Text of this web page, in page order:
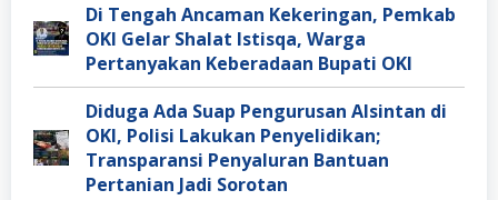
Di Tengah Ancaman Kekeringan, Pemkab
OKI Gelar Shalat Istisqa, Warga
Pertanyakan Keberadaan Bupati OKI
Diduga Ada Suap Pengurusan Alsintan di
OKI, Polisi Lakukan Penyelidikan;
Transparansi Penyaluran Bantuan
Pertanian Jadi Sorotan